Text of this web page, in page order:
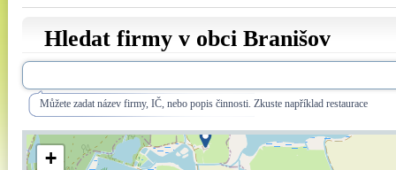
Hledat firmy v obci Branišov
Můžete zadat název firmy, IČ, nebo popis činnosti. Zkuste například restaurace
+